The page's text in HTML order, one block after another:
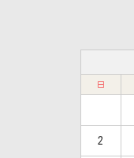
日
2